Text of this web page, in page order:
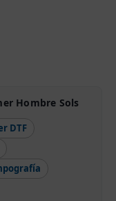
Hombre Sols
DTF